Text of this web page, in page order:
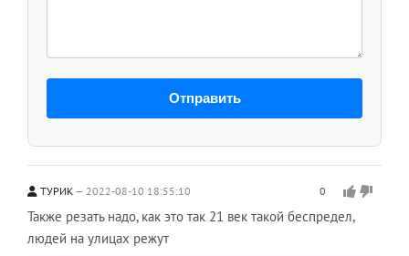
Отправить
ТУРИК 2022-08-10 18:55:10 0
Также резать надо, как это так 21 век такой беспредел,
людей на улицах режут